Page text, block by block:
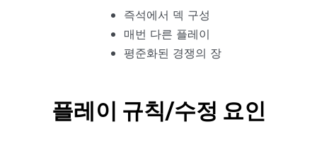
즉석에서 덱 구성
매번 다른 플레이
평준화된 경쟁의 장
플레이 규칙/수정 요인